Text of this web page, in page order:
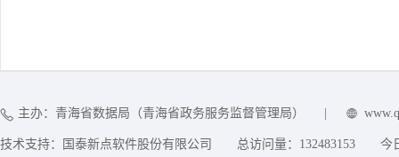
主办：青海省数据局（青海省政务服务监督管理局）
技术支持：国泰新点软件股份有限公司 总访问量： 132483153 今